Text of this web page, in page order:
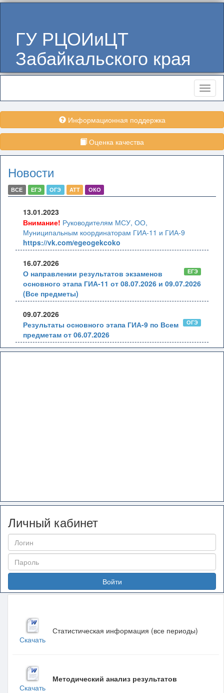
ГУ РЦОИиЦТ
Забайкальского края
Меню
Информационная поддержка
Оценка качества
Новости
ВСЕ ЕГЭ ОГЭ АТТ ОКО
13.01.2023
Внимание! Руководителям МСУ, ОО,
Муниципальным координаторам ГИА-11 и ГИА-9
https://vk.com/egeogekcoko
16.07.2026
ЕГЭ
О направлении результатов экзаменов
основного этапа ГИА-11 от 08.07.2026 и 09.07.2026
(Все предметы)
09.07.2026
ОГЭ
Результаты основного этапа ГИА-9 по Всем
предметам от 06.07.2026
Личный кабинет
Войти
Скачать
Статистическая информация (все периоды)
Скачать
Методический анализ результатов